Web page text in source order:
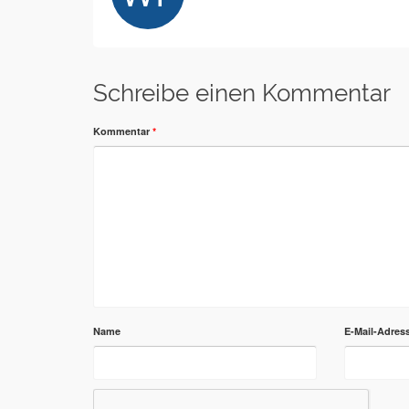
Schreibe einen Kommentar
Kommentar *
Name E-Mail-